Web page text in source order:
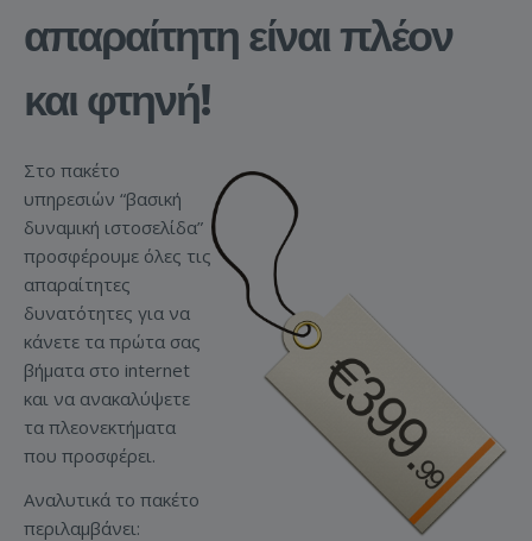
απαραίτητη είναι πλέον
και φτηνή!
Στο πακέτο
υπηρεσιών “βασική
δυναμική ιστοσελίδα”
προσφέρουμε όλες τις
απαραίτητες
δυνατότητες για να
κάνετε τα πρώτα σας
βήματα στο internet
και να ανακαλύψετε
τα πλεονεκτήματα
που προσφέρει.
Αναλυτικά το πακέτο
περιλαμβάνει: